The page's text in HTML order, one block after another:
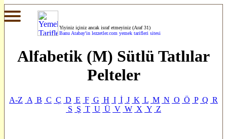
Yiyiniz içiniz ancak israf etmeyiniz (Araf 31)
Banu Atabay'in lezzetler.com yemek tarifleri sitesi
Alfabetik (M) Sütlü Tatlılar
Pelteler
A-Z A B C Ç D E F G H I İ J K L M N O Ö P Q R
S Ş T U Ü V W X Y Z